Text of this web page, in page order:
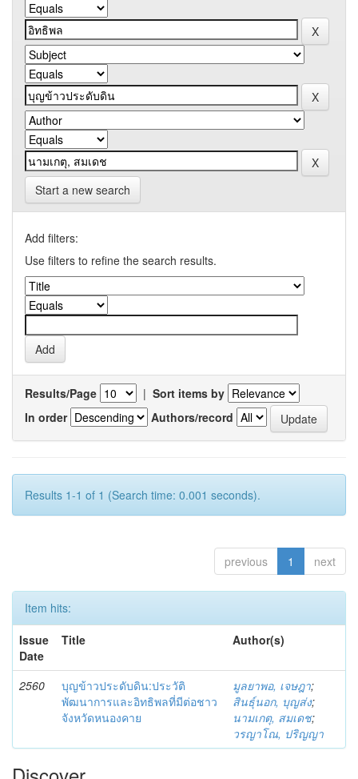
Start a new search
Add filters:
Use filters to refine the search results.
Results/Page | Sort items by
In order
Authors/record
Results 1-1 of 1 (Search time: 0.001 seconds).
previous 1 next
Item hits:
Issue
Date
Title Author(s)
2560
บุญข้าวประดับดิน:ประวัติ
พัฒนาการและอิทธิพลที่มีต่อชาว
จังหวัดหนองคาย
มูลยาพอ, เจษฎา;
สินธุ์นอก, บุญส่ง;
นามเกตุ, สมเดช;
วรญาโณ, ปริญญา